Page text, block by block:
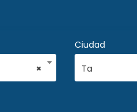
×
Ciudad
Ta